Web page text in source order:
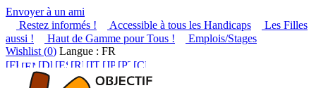
Envoyer à un ami
Restez informés !
Accessible à tous les Handicaps
Les Filles
aussi !
Haut de Gamme pour Tous !
Emplois/Stages
Wishlist (0) Langue : FR